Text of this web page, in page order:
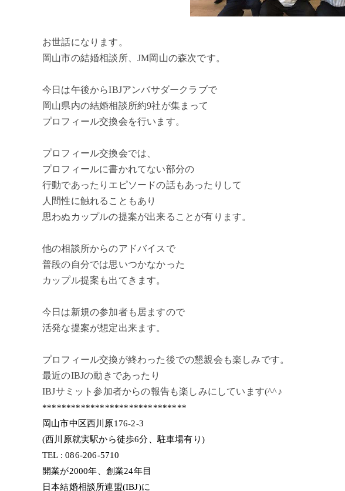
お世話になります。
岡山市の結婚相談所、JM岡山の森次です。
今日は午後からIBJアンバサダークラブで
岡山県内の結婚相談所約9社が集まって
プロフィール交換会を行います。
プロフィール交換会では、
プロフィールに書かれてない部分の
行動であったりエピソードの話もあったりして
人間性に触れることもあり
思わぬカップルの提案が出来ることが有ります。
他の相談所からのアドバイスで
普段の自分では思いつかなかった
カップル提案も出てきます。
今日は新規の参加者も居ますので
活発な提案が想定出来ます。
プロフィール交換が終わった後での懇親会も楽しみです。
最近のIBJの動きであったり
IBJサミット参加者からの報告も楽しみにしています(^^♪
******************************
岡山市中区西川原176-2-3
(西川原就実駅から徒歩6分、駐車場有り)
TEL : 086-206-5710
開業が2000年、創業24年目
日本結婚相談所連盟(IBJ)に